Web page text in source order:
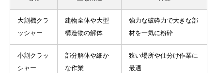
大割機クラ
ッシャー
建物全体や大型
構造物の解体
強力な破砕力で大きな部
材を一気に粉砕
小割クラッ
シャー
部分解体や細か
な作業
狭い場所や仕分け作業に
最適